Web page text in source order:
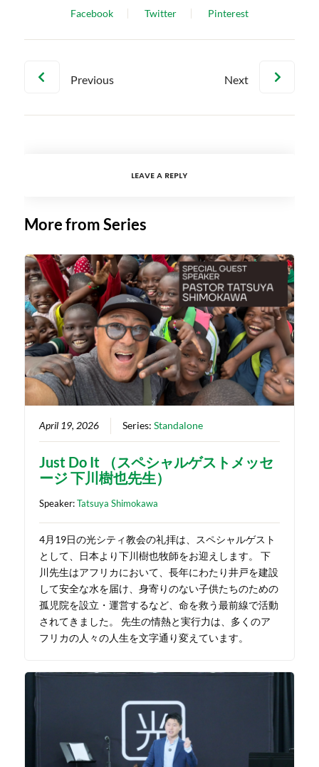
Facebook Twitter Pinterest
Previous Next
LEAVE A REPLY
More from Series
April 19, 2026 Series:Standalone
Just Do It （スペシャルゲストメッセ
ージ 下川樹也先生）
Speaker:Tatsuya Shimokawa
4月19日の光シティ教会の礼拝は、スペシャルゲスト
として、日本より下川樹也牧師をお迎えします。 下
川先生はアフリカにおいて、長年にわたり井戸を建設
して安全な水を届け、身寄りのない子供たちのための
孤児院を設立・運営するなど、命を救う最前線で活動
されてきました。 先生の情熱と実行力は、多くのア
フリカの人々の人生を文字通り変えています。